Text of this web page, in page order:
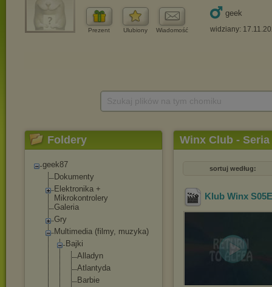
Prezent Ulubiony Wiadomość
geek
widziany:
Foldery
geek87
Dokumenty
Elektronika +
Mikrokontrolery
Galeria
Gry
Multimedia (filmy, muzyka)
Bajki
Alladyn
Atlantyda
Barbie
Winx Club - Seria
sortuj według:
Klub Winx